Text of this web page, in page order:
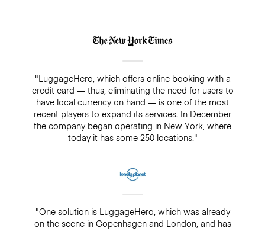
"LuggageHero, which offers online booking with a
credit card — thus, eliminating the need for users to
have local currency on hand — is one of the most
recent players to expand its services. In December
the company began operating in New York, where
today it has some 250 locations."
"One solution is LuggageHero, which was already
on the scene in Copenhagen and London, and has